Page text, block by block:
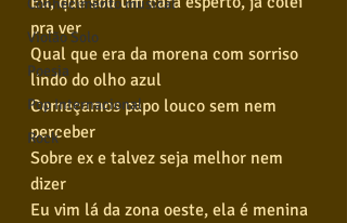
Conhecimento musical
Violão Solo
Poesia
Pop Internacional
Rock
pra ver
Qual que era da morena com sorriso
lindo do olho azul
Começamos papo louco sem nem
perceber
Sobre ex e talvez seja melhor nem
dizer
Eu vim lá da zona oeste, ela é menina